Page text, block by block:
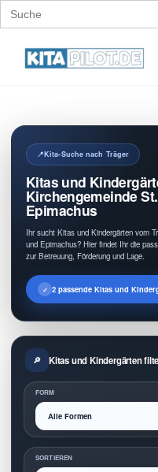
Search
for:
Kita-Suche nach Träger
Kitas und
Kirchengemeinde
Epimachus
Ihr sucht Kitas und Kindergärten vom
und Epimachus? Hier findet Ihr die
zur Betreuung, Förderung und Lage.
2 passende Kitas und
Kitas und Kindergärten
FORM
SORTIEREN